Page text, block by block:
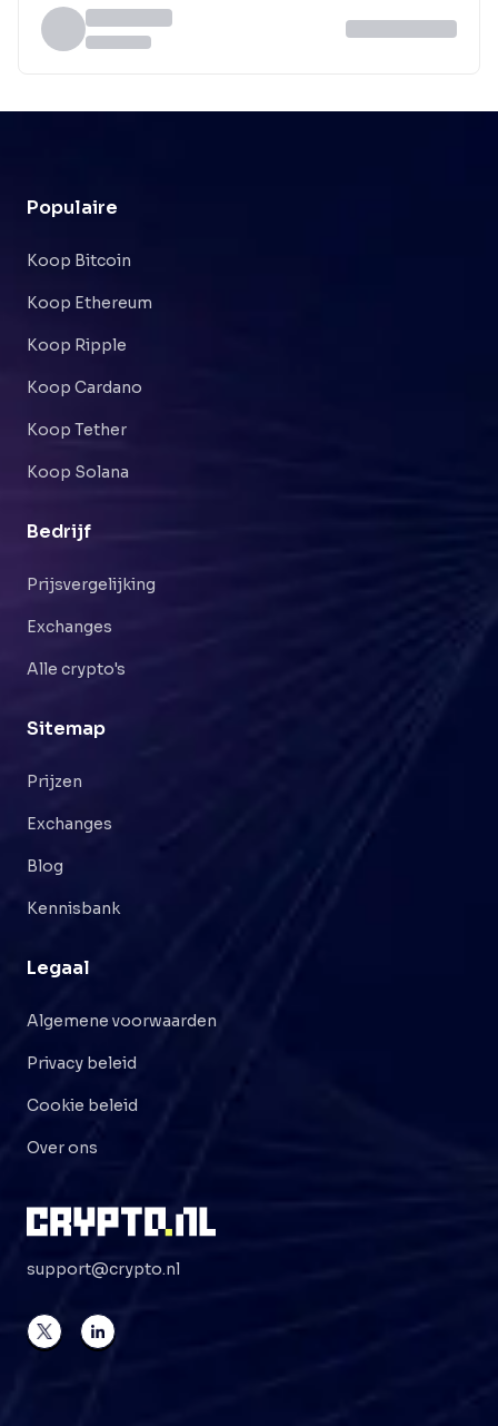
Populaire
Koop Bitcoin
Koop Ethereum
Koop Ripple
Koop Cardano
Koop Tether
Koop Solana
Bedrijf
Prijsvergelijking
Exchanges
Alle crypto's
Sitemap
Prijzen
Exchanges
Blog
Kennisbank
Legaal
Algemene voorwaarden
Privacy beleid
Cookie beleid
Over ons
support@crypto.nl